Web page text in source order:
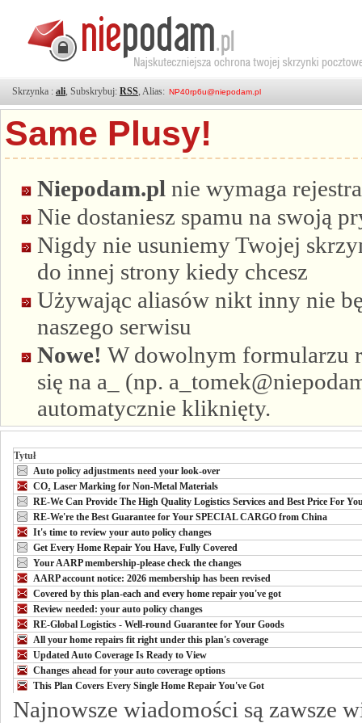
Skrzynka : ali, Subskrybuj: RSS, Alias:
Same Plusy!
Niepodam.pl nie wymaga
Nie dostaniesz spamu na swoją
Nigdy nie usuniemy Twojej
do innej strony kiedy chcesz
Używając aliasów nikt inny nie
naszego serwisu
Nowe! W dowolnym formularzu
się na a_ (np.
automatycznie kliknięty.
Tytuł
Auto policy adjustments need your look-over
CO₂ Laser Marking for Non-Metal Materials
RE-We Can Provide The High Quality Logistics Services and Best Price For
RE-We're the Best Guarantee for Your SPECIAL CARGO from China
It's time to review your auto policy changes
Get Every Home Repair You Have, Fully Covered
Your AARP membership-please check the changes
AARP account notice: 2026 membership has been revised
Covered by this plan-each and every home repair you've got
Review needed: your auto policy changes
RE-Global Logistics - Well-round Guarantee for Your Goods
All your home repairs fit right under this plan's coverage
Updated Auto Coverage Is Ready to View
Changes ahead for your auto coverage options
This Plan Covers Every Single Home Repair You've Got
Najnowsze wiadomości są zawsze